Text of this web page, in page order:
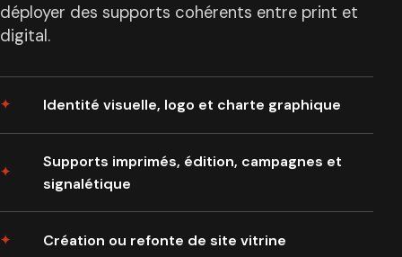
déployer des supports cohérents entre print et
digital.
Identité visuelle, logo et charte graphique
Supports imprimés, édition, campagnes et
signalétique
Création ou refonte de site vitrine